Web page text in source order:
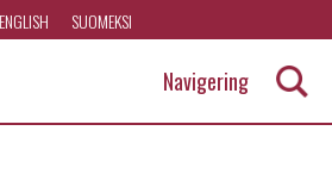
ENGLISH SUOMEKSI
Navigering